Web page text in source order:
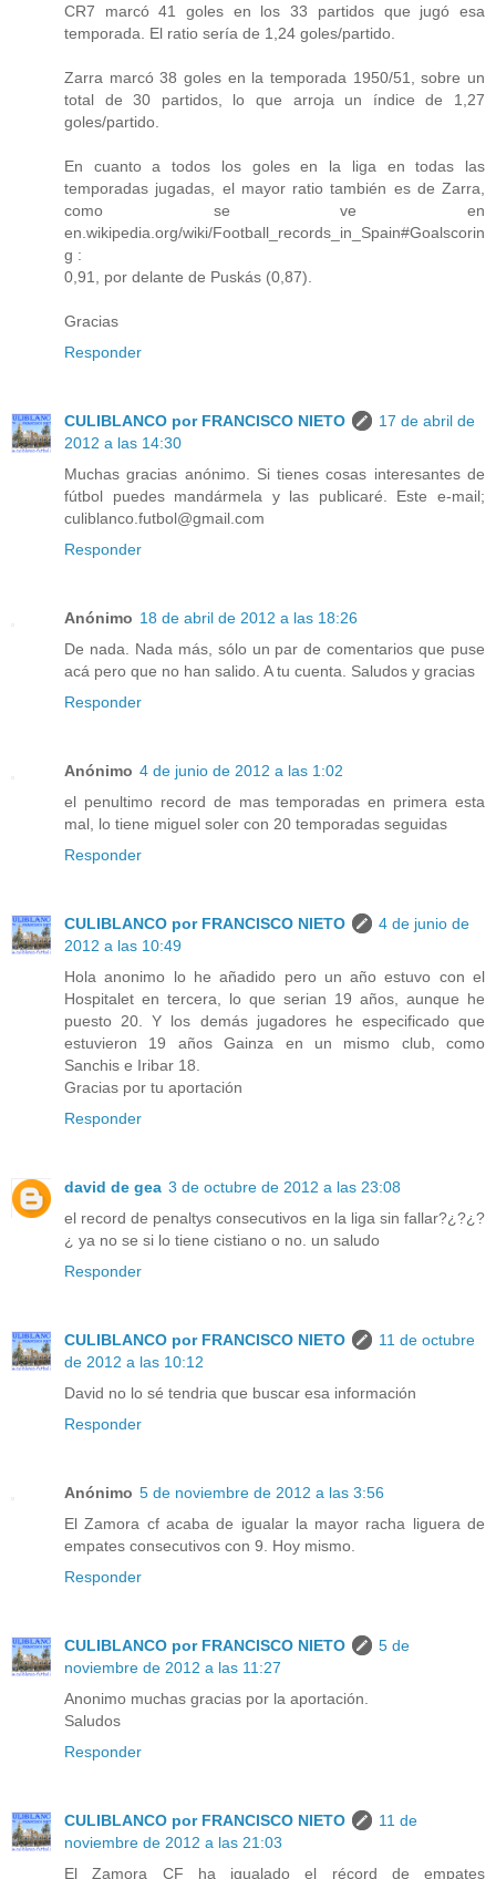
CR7 marcó 41 goles en los 33 partidos que jugó esa
temporada. El ratio sería de 1,24 goles/partido.
Zarra marcó 38 goles en la temporada 1950/51, sobre un
total de 30 partidos, lo que arroja un índice de 1,27
goles/partido.
En cuanto a todos los goles en la liga en todas las
temporadas jugadas, el mayor ratio también es de Zarra,
como se ve en
en.wikipedia.org/wiki/Football_records_in_Spain#Goalscorin
g :
0,91, por delante de Puskás (0,87).
Gracias
Responder
CULIBLANCO por FRANCISCO NIETO
17 de abril de
2012 a las 14:30
Muchas gracias anónimo. Si tienes cosas interesantes de
fútbol puedes mandármela y las publicaré. Este e-mail;
culiblanco.futbol@gmail.com
Responder
Anónimo 18 de abril de 2012 a las 18:26
De nada. Nada más, sólo un par de comentarios que puse
acá pero que no han salido. A tu cuenta. Saludos y gracias
Responder
Anónimo 4 de junio de 2012 a las 1:02
el penultimo record de mas temporadas en primera esta
mal, lo tiene miguel soler con 20 temporadas seguidas
Responder
CULIBLANCO por FRANCISCO NIETO
4 de junio de
2012 a las 10:49
Hola anonimo lo he añadido pero un año estuvo con el
Hospitalet en tercera, lo que serian 19 años, aunque he
puesto 20. Y los demás jugadores he especificado que
estuvieron 19 años Gainza en un mismo club, como
Sanchis e Iribar 18.
Gracias por tu aportación
Responder
david de gea 3 de octubre de 2012 a las 23:08
el record de penaltys consecutivos en la liga sin fallar?¿?¿?
¿ ya no se si lo tiene cistiano o no. un saludo
Responder
CULIBLANCO por FRANCISCO NIETO
11 de octubre
de 2012 a las 10:12
David no lo sé tendria que buscar esa información
Responder
Anónimo 5 de noviembre de 2012 a las 3:56
El Zamora cf acaba de igualar la mayor racha liguera de
empates consecutivos con 9. Hoy mismo.
Responder
CULIBLANCO por FRANCISCO NIETO
5 de
noviembre de 2012 a las 11:27
Anonimo muchas gracias por la aportación.
Saludos
Responder
CULIBLANCO por FRANCISCO NIETO
11 de
noviembre de 2012 a las 21:03
El Zamora CF ha igualado el récord de empates